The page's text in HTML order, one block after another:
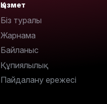
Қызмет
Біз туралы
Жарнама
Байланыс
Құпиялылық
Пайдалану ережесі